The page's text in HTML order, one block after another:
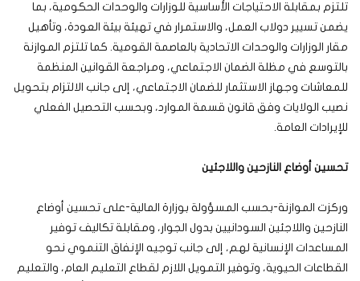
تلتزم بمقابلة الاحتياجات الأساسية للوزارات والوحدات الحكومية، بما
يضمن تسيير دولاب العمل، والاستمرار في تهيئة بيئة العودة، وتأهيل
مقار الوزارات والوحدات الاتحادية بالعاصمة القومية. كما تلتزم الموازنة
بالتوسع في مظلة الضمان الاجتماعي، ومراجعة القوانين المنظمة
للمعاشات وجهاز الاستثمار للضمان الاجتماعي، إلى جانب الالتزام بتحويل
نصيب الولايات وفق قانون قسمة الموارد، وبحسب التحصيل الفعلي
للإيرادات العامة.
تحسين أوضاع النازحين واللاجئين
وركزت الموازنة-بحسب المسؤولة بوزارة المالية-على تحسين أوضاع
النازحين واللاجئين السودانيين بدول الجوار، ومقابلة تكاليف توفير
المساعدات الإنسانية لهم، إلى جانب توجيه الإنفاق التنموي نحو
القطاعات الحيوية، وتوفير التمويل اللازم لقطاع التعليم العام، والتعليم